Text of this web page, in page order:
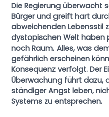
Die Regierung überwacht
Bürger und greift hart
abweichenden Lebensstil
dystopischen Welt haben
noch Raum. Alles, was
gefährlich erscheinen
Konsequenz verfolgt. Der
Überwachung führt dazu,
ständiger Angst leben,
Systems zu entsprechen.